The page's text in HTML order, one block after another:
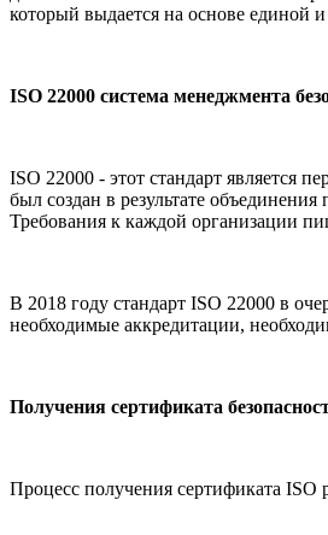
который выдается на основе единой
ISO 22000 система менеджмента
ISO 22000 - этот стандарт является
был создан в результате
Требования к каждой организации
В 2018 году стандарт ISO 22000 в
необходимые аккредитации,
Получения сертификата
Процесс получения сертификата ISO